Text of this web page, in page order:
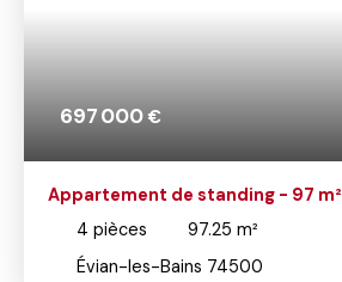
697 000€
Appartement de standing - 97 m² Terrasse, suite
4 pièces 97.25 m²
Évian-les-Bains 74500